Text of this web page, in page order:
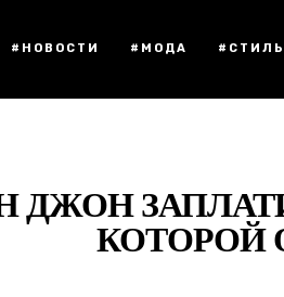
#НОВОСТИ #МОДА
ДЖОН
КОТОРОЙ